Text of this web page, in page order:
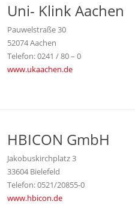
Uni- Klink Aachen
Pauwelstraße 30
52074 Aachen
Telefon: 0241 / 80 – 0
www.ukaachen.de
HBICON GmbH
Jakobuskirchplatz 3
33604 Bielefeld
Telefon: 0521/20855-0
www.hbicon.de